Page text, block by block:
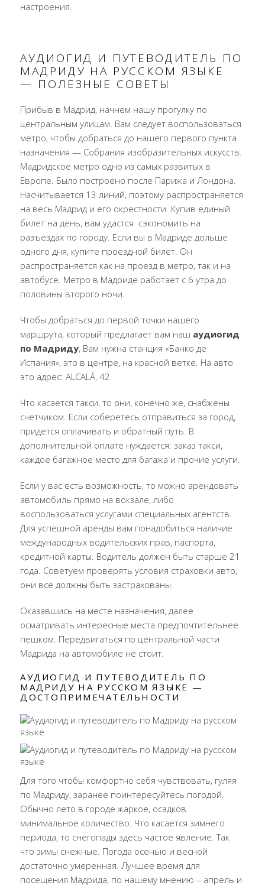
настроения.
АУДИОГИД И ПУТЕВОДИТЕЛЬ ПО
МАДРИДУ НА РУССКОМ ЯЗЫКЕ
— ПОЛЕЗНЫЕ СОВЕТЫ
Прибыв в Мадрид, начнем нашу прогулку по
центральным улицам. Вам следует воспользоваться
метро, чтобы добраться до нашего первого пункта
назначения — Собрания изобразительных искусств.
Мадридское метро одно из самых развитых в
Европе. Было построено после Парижа и Лондона.
Насчитывается 13 линий, поэтому распространяется
на весь Мадрид и его окрестности. Купив единый
билет на день, вам удастся сэкономить на
разъездах по городу. Если вы в Мадриде дольше
одного дня, купите проездной билет. Он
распространяется как на проезд в метро, так и на
автобусе. Метро в Мадриде работает с 6 утра до
половины второго ночи.
Чтобы добраться до первой точки нашего
маршрута, который предлагает вам наш аудиогид
по Мадриду, Вам нужна станция «Банко де
Испания», это в центре, на красной ветке. На авто
это адрес: ALCALÁ, 42
Что касается такси, то они, конечно же, снабжены
счетчиком. Если соберетесь отправиться за город,
придется оплачивать и обратный путь. В
дополнительной оплате нуждается: заказ такси,
каждое багажное место для багажа и прочие услуги.
Если у вас есть возможность, то можно арендовать
автомобиль прямо на вокзале, либо
воспользоваться услугами специальных агентств.
Для успешной аренды вам понадобиться наличие
международных водительских прав, паспорта,
кредитной карты. Водитель должен быть старше 21
года. Советуем проверять условия страховки авто,
они все должны быть застрахованы.
Оказавшись на месте назначения, далее
осматривать интересные места предпочтительнее
пешком. Передвигаться по центральной части
Мадрида на автомобиле не стоит.
АУДИОГИД И ПУТЕВОДИТЕЛЬ ПО
МАДРИДУ НА РУССКОМ ЯЗЫКЕ —
ДОСТОПРИМЕЧАТЕЛЬНОСТИ
Для того чтобы комфортно себя чувствовать, гуляя
по Мадриду, заранее поинтересуйтесь погодой.
Обычно лето в городе жаркое, осадков
минимальное количество. Что касается зимнего
периода, то снегопады здесь частое явление. Так
что зимы снежные. Погода осенью и весной
достаточно умеренная. Лучшее время для
посещения Мадрида, по нашему мнению – апрель и